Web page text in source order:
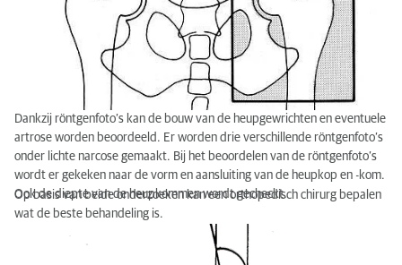
Dankzij röntgenfoto’s kan de bouw van de heupgewrichten en eventuele
artrose worden beoordeeld. Er worden drie verschillende röntgenfoto’s
onder lichte narcose gemaakt. Bij het beoordelen van de röntgenfoto’s
wordt er gekeken naar de vorm en aansluiting van de heupkop en -kom.
Ook de diepte van de heupkommen wordt gecheckt.
Op basis van beide onderzoeken kan een orthopedisch chirurg bepalen
wat de beste behandeling is.